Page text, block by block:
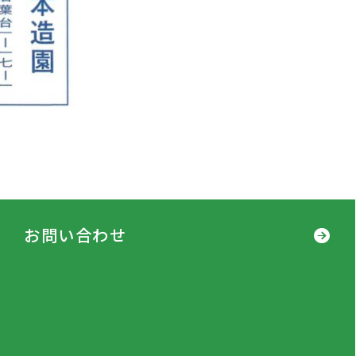
お問い合わせ